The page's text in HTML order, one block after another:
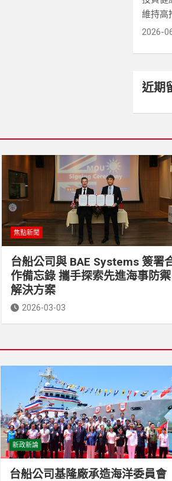
維持高
2026-
近期
焦點新聞
台船公司與 BAE Systems 簽署
作備忘錄 攜手探索先進海事防禦
解決方案
2026-03-03
新政新論
台船公司基隆廠承造海洋委員會